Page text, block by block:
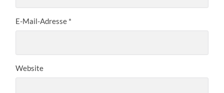
E-Mail-Adresse *
Website